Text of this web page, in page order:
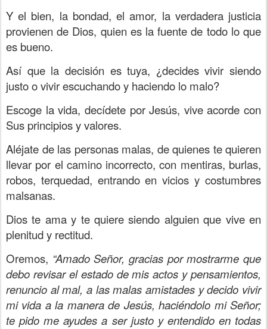
Y el bien, la bondad, el amor, la verdadera justicia
provienen de Dios, quien es la fuente de todo lo que
es bueno.
Así que la decisión es tuya, ¿decides vivir siendo
justo o vivir escuchando y haciendo lo malo?
Escoge la vida, decídete por Jesús, vive acorde con
Sus principios y valores.
Aléjate de las personas malas, de quienes te quieren
llevar por el camino incorrecto, con mentiras, burlas,
robos, terquedad, entrando en vicios y costumbres
malsanas.
Dios te ama y te quiere siendo alguien que vive en
plenitud y rectitud.
Oremos, “Amado Señor, gracias por mostrarme que
debo revisar el estado de mis actos y pensamientos,
renuncio al mal, a las malas amistades y decido vivir
mi vida a la manera de Jesús, haciéndolo mi Señor;
te pido me ayudes a ser justo y entendido en todas